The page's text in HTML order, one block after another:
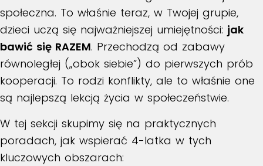
społeczna. To właśnie teraz, w Twojej grupie,
dzieci uczą się najważniejszej umiejętności: jak
bawić się RAZEM. Przechodzą od zabawy
równoległej („obok siebie”) do pierwszych prób
kooperacji. To rodzi konflikty, ale to właśnie one
są najlepszą lekcją życia w społeczeństwie.
W tej sekcji skupimy się na praktycznych
poradach, jak wspierać 4-latka w tych
kluczowych obszarach: